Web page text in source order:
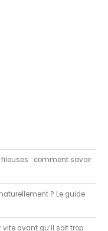
: comment savoir
? Le guide
avant qu’il soit trop